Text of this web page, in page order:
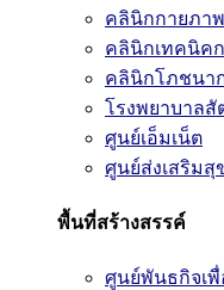
คลินิกกายภา
คลินิกเทคนิค
คลินิกโภชนา
โรงพยาบาลสั
ศูนย์เอ็มเน็ต
ศูนย์ส่งเสริมสุ
พื้นที่สร้างสรรค์
ศูนย์พันธกิจเ